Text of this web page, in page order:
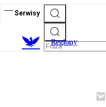
Serwisy
Regiony